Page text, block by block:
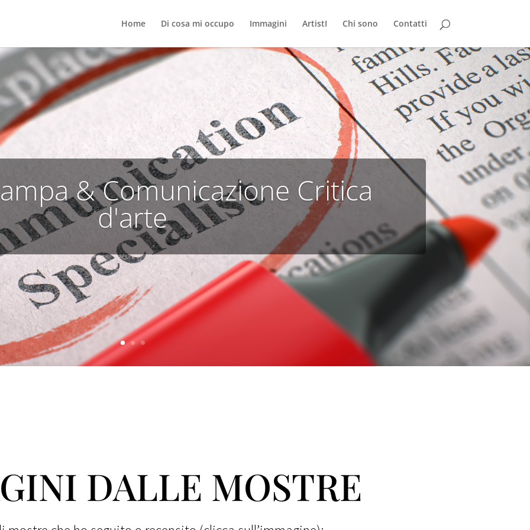
Home Di cosa mi occupo Immagini ArtistI Chi sono Contatti
& Comunicazione Critica
d'arte
DALLE MOSTRE